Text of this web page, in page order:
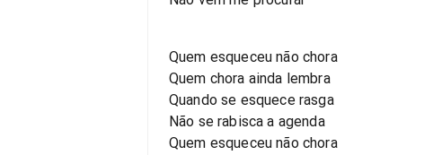
Quem esqueceu não chora
Quem chora ainda lembra
Quando se esquece rasga
Não se rabisca a agenda
Quem esqueceu não chora